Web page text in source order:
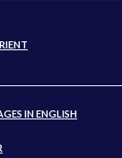
IN ENGLISH